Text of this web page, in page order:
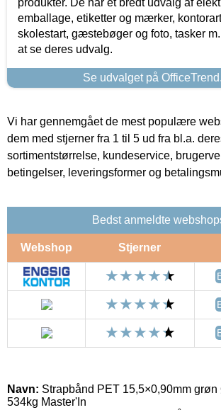
emballage, etiketter og mærker,
skolestart, gæstebøger og foto, tasker
at se deres udvalg.
Se udvalget på
Vi har gennemgået de mest populære
dem med stjerner fra 1 til 5 ud fra bl.a.
sortimentstørrelse, kundeservice,
betingelser, leveringsformer og
Bedst anmeldte
Webshop Stjerner
Navn: Strapbånd PET 15,5×0,90mm
534kg Master'In